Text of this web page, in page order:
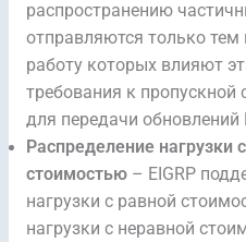
распространению
отправляются только
работу которых влияют
требования к пропускной
для передачи обновлений
Распределение нагрузки
стоимостью – EIGRP
нагрузки с равной
нагрузки с неравной